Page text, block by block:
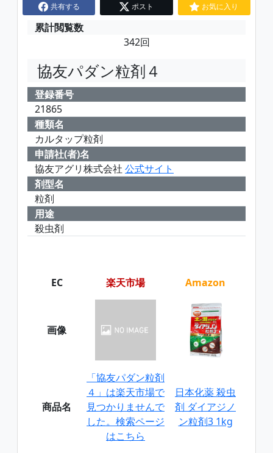
共有する ポスト お気に入り
累計閲覧数
342回
協友パダン粒剤４
登録番号
21865
種類名
カルタップ粒剤
申請社(者)名
協友アグリ株式会社 公式サイト
剤型名
粒剤
用途
殺虫剤
EC 楽天市場 Amazon
画像
商品名
「協友パダン粒剤
４」は楽天市場で
見つかりませんで
した。検索ページ
はこちら
日本化薬 殺虫
剤 ダイアジノ
ン粒剤3 1kg